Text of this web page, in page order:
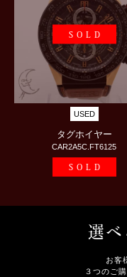
SOLD
USED
タグホイヤー
CAR2A5C.FT6125
SOLD
選べ
お客
３つのご